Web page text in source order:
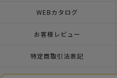
WEBカタログ
お客様レビュー
特定商取引法表記